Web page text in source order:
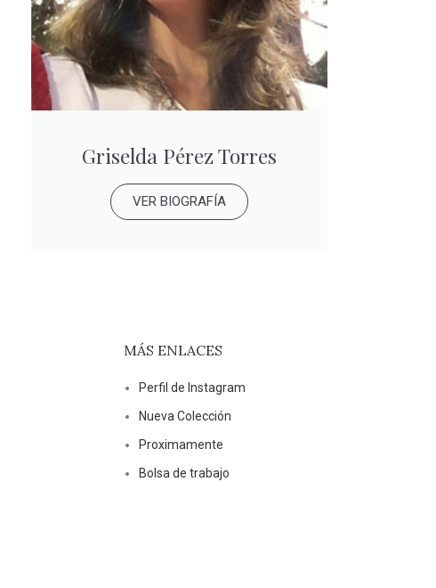
Griselda Pérez Torres
VER BIOGRAFÍA
MÁS ENLACES
Perfil de Instagram
Nueva Colección
Proximamente
Bolsa de trabajo